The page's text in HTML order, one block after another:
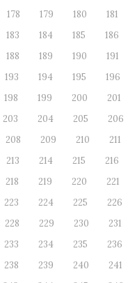
178 179 180
181
183 184 185
186
188 189 190
191
193 194 195
196
198 199 200
201
203 204 205
206
208 209 210
211
213 214 215
216
218 219 220
221
223 224 225
226
228 229 230
231
233 234 235
236
238 239 240
241